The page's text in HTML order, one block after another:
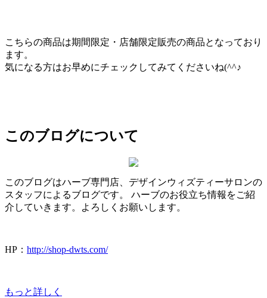
こちらの商品は期間限定・店舗限定販売の商品となっており
ます。
気になる方はお早めにチェックしてみてくださいね(^^♪
このブログについて
このブログはハーブ専門店、デザインウィズティーサロンの
スタッフによるブログです。 ハーブのお役立ち情報をご紹
介していきます。よろしくお願いします。
HP： http://shop-dwts.com/
もっと詳しく